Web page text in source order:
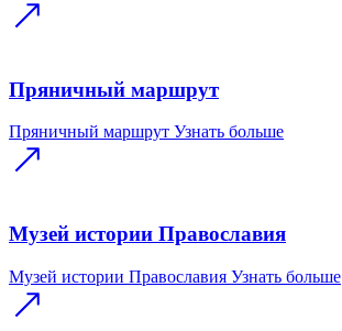
Пряничный маршрут
Пряничный маршрут Узнать больше
Музей истории Православия
Музей истории Православия Узнать больше